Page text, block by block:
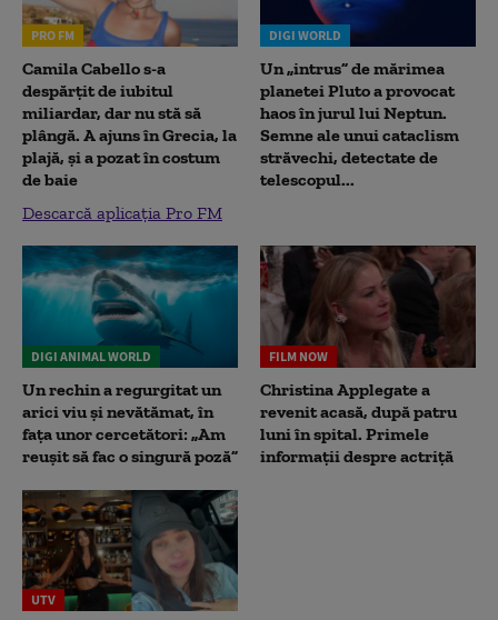
PRO FM
Camila Cabello s-a
despărțit de iubitul
miliardar, dar nu stă să
plângă. A ajuns în Grecia, la
plajă, și a pozat în costum
de baie
Descarcă aplicația Pro FM
DIGI WORLD
Un „intrus” de mărimea
planetei Pluto a provocat
haos în jurul lui Neptun.
Semne ale unui cataclism
străvechi, detectate de
telescopul...
DIGI ANIMAL WORLD
Un rechin a regurgitat un
arici viu și nevătămat, în
fața unor cercetători: „Am
reușit să fac o singură poză”
FILM NOW
Christina Applegate a
revenit acasă, după patru
luni în spital. Primele
informații despre actriță
UTV